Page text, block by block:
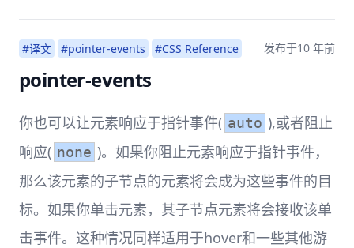
#译文 #pointer-events #CSS Reference 发布于10 年前
pointer-events
你也可以让元素响应于指针事件( auto ),或者阻止
响应( none )。如果你阻止元素响应于指针事件，
那么该元素的子节点的元素将会成为这些事件的目
标。如果你单击元素，其子节点元素将会接收该单
击事件。这种情况同样适用于hover和一些其他游